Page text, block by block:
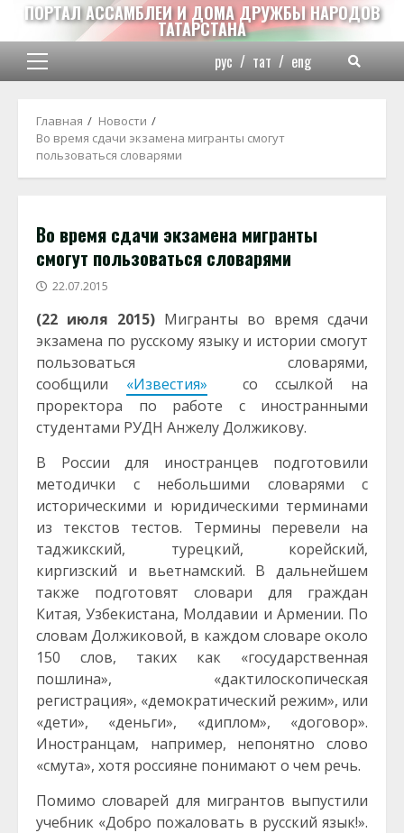
Перейти
содержимому
ПОРТАЛ АССАМБЛЕИ И ДОМА ДРУЖБЫ НАРОДОВ
ТАТАРСТАНА
Основное
рус / тат / eng
Главная
Новости
Во время сдачи экзамена мигранты смогут
пользоваться словарями
Во время сдачи экзамена мигранты
смогут пользоваться словарями
22.07.2015
(22 июля 2015) Мигранты во время сдачи
экзамена по русскому языку и истории смогут
пользоваться словарями,
сообщили «Известия» со ссылкой на
проректора по работе с иностранными
студентами РУДН Анжелу Должикову.
В России для иностранцев подготовили
методички с небольшими словарями с
историческими и юридическими терминами
из текстов тестов. Термины перевели на
таджикский, турецкий, корейский,
киргизский и вьетнамский. В дальнейшем
также подготовят словари для граждан
Китая, Узбекистана, Молдавии и Армении. По
словам Должиковой, в каждом словаре около
150 слов, таких как «государственная
пошлина», «дактилоскопическая
регистрация», «демократический режим», или
«дети», «деньги», «диплом», «договор».
Иностранцам, например, непонятно слово
«смута», хотя россияне понимают о чем речь.
Помимо словарей для мигрантов выпустили
учебник «Добро пожаловать в русский язык!».